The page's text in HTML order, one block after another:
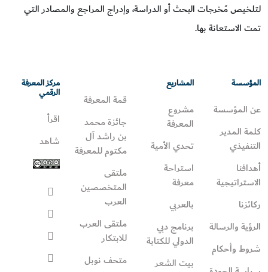
لتلخيص مُخرجات البحث أو الدراسة، وإدراج المراجع والمصادر التي
تمت الاستعانة بها.
المؤسسة
عن المؤسسة
كلمة المدير
التنفيذي
أهدافنا
الاستراتيجية
ركائزنا
الرؤية والرسالة
شروط وأحكام
المشاريع
مشروع
المعرفة
تحدي الأمية
استراحة
معرفة
بالعربي
برنامج دبي
الدولي للكتابة
بيت الشعر
قمة المعرفة
جائزة محمد
بن راشد آل
مكتوم للمعرفة
ملتقى
المتخصصين
العرب
ملتقى العرب
للابتكار
متحف نوبل
مركز المعرفة
الرقمي
اقرأ
شاهد